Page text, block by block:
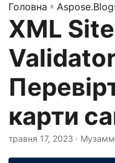
к
н
т
и
н
а
в
і
Головна »
XML
карти
травня 17, 2023 ·